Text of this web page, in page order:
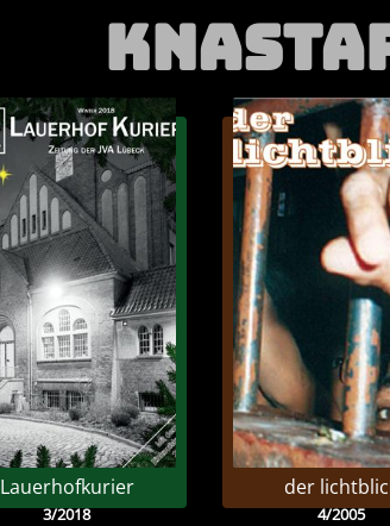
Lauerhofkurier
3/2018
der
4/2005